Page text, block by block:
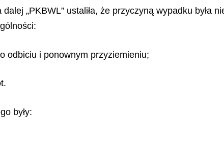
„PKBWL” ustaliła, że przyczyną wypadku była
odbiciu i ponownym przyziemieniu;
były: